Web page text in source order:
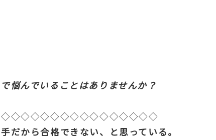
悩んでいることはありませんか？
だから合格できない、と思っている。